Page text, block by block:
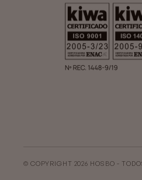
© COPYRIGHT 2026 HOSBO -